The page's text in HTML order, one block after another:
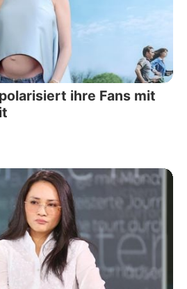
ihre Fans mit